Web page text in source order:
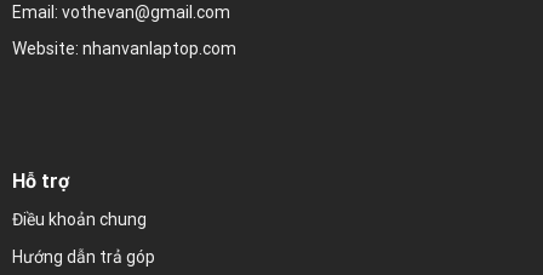
Email: vothevan@gmail.com
Website: nhanvanlaptop.com
Hỗ trợ
Điều khoản chung
Hướng dẫn trả góp